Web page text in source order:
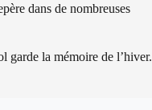
dans de nombreuses
garde la mémoire de l’hiver.